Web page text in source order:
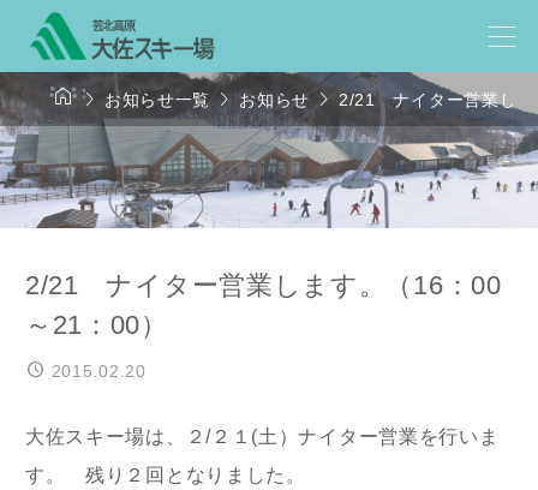
 お知らせ一覧お知らせ2/21 ナイター営業しま
2/21 ナイター営業します。（16：00
～21：00）
2015.02.20
大佐スキー場は、２/２１(土）ナイター営業を行いま
す。 残り２回となりました。